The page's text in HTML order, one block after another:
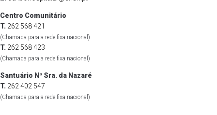
Centro Comunitário
T. 262 568 421
(Chamada para a rede fixa nacional)
T. 262 568 423
(Chamada para a rede fixa nacional)
Santuário Nª Sra. da Nazaré
T. 262 402 547
(Chamada para a rede fixa nacional)